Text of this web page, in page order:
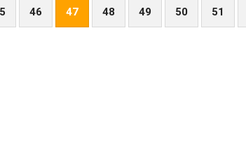
компенсацію.
46 47 48 49 50 51